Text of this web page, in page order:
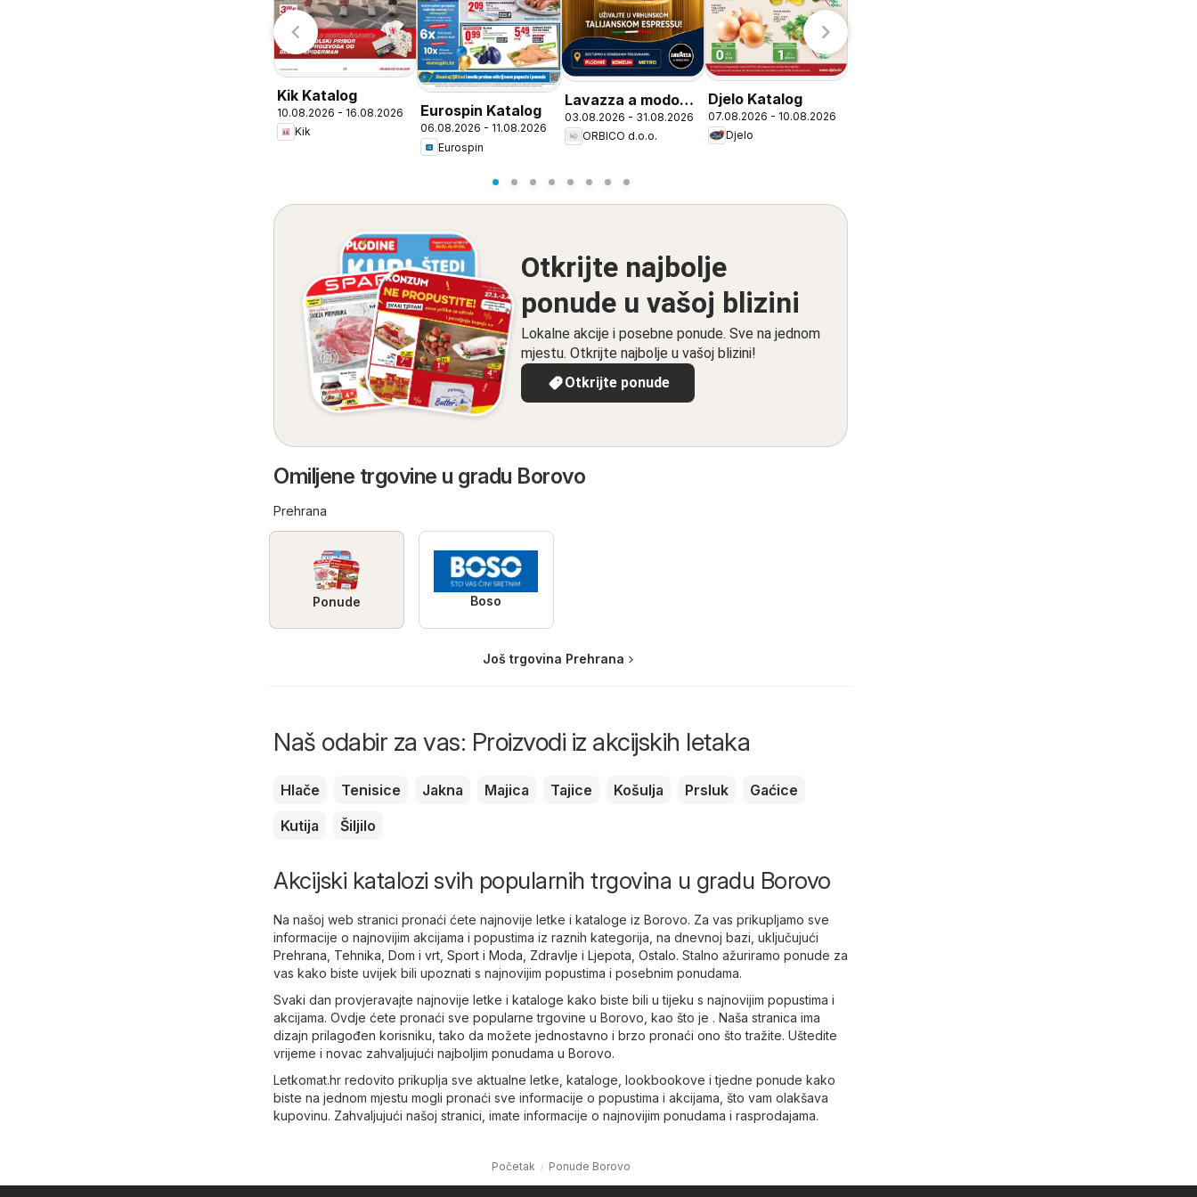
Kik Katalog
10.08.2026 - 16.08.2026
Kik
Eurospin Katalog
06.08.2026 - 11.08.2026
Eurospin
Lavazza a modo
mio
03.08.2026 - 31.08.2026
ORBICO d.o.o.
Djelo Katalog
07.08.2026 - 10.08.2026
Djelo
Otkrijte najbolje
ponude u vašoj blizini
Lokalne akcije i posebne ponude. Sve na jednom
mjestu. Otkrijte najbolje u vašoj blizini!
Otkrijte ponude
Omiljene trgovine u gradu Borovo
Prehrana
Ponude Boso
Još trgovina Prehrana
Naš odabir za vas: Proizvodi iz akcijskih letaka
Hlače Tenisice Jakna Majica Tajice Košulja Prsluk
Gaćice
Kutija
Šiljilo
Akcijski katalozi svih popularnih trgovina u gradu Borovo
Na našoj web stranici pronaći ćete najnovije letke i kataloge iz Borovo. Za vas prikupljamo sve
informacije o najnovijim akcijama i popustima iz raznih kategorija, na dnevnoj bazi, uključujući
Prehrana, Tehnika, Dom i vrt, Sport i Moda, Zdravlje i Ljepota, Ostalo. Stalno ažuriramo ponude za
vas kako biste uvijek bili upoznati s najnovijim popustima i posebnim ponudama.
Svaki dan provjeravajte najnovije letke i kataloge kako biste bili u tijeku s najnovijim popustima i
akcijama. Ovdje ćete pronaći sve popularne trgovine u Borovo, kao što je . Naša stranica ima
dizajn prilagođen korisniku, tako da možete jednostavno i brzo pronaći ono što tražite. Uštedite
vrijeme i novac zahvaljujući najboljim ponudama u Borovo.
Letkomat.hr redovito prikuplja sve aktualne letke, kataloge, lookbookove i tjedne ponude kako
biste na jednom mjestu mogli pronaći sve informacije o popustima i akcijama, što vam olakšava
kupovinu. Zahvaljujući našoj stranici, imate informacije o najnovijim ponudama i rasprodajama.
Početak Ponude Borovo